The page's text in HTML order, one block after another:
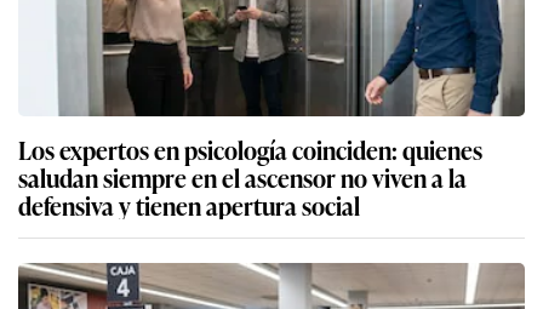
Los expertos en psicología coinciden: quienes
saludan siempre en el ascensor no viven a la
defensiva y tienen apertura social